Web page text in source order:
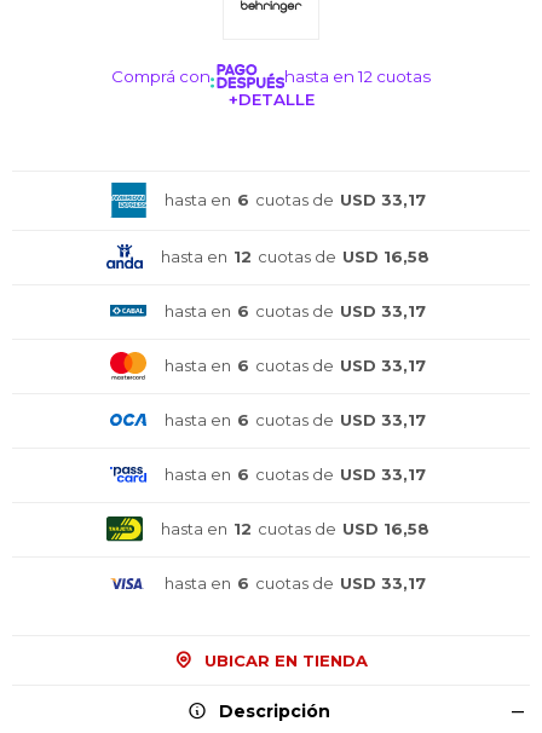
Comprá con
hasta en 12 cuotas
+DETALLE
hasta en 6 cuotas de USD 33,17
hasta en 12 cuotas de USD 16,58
hasta en 6 cuotas de USD 33,17
hasta en 6 cuotas de USD 33,17
hasta en 6 cuotas de USD 33,17
hasta en 6 cuotas de USD 33,17
hasta en 12 cuotas de USD 16,58
hasta en 6 cuotas de USD 33,17
UBICAR EN TIENDA
Descripción